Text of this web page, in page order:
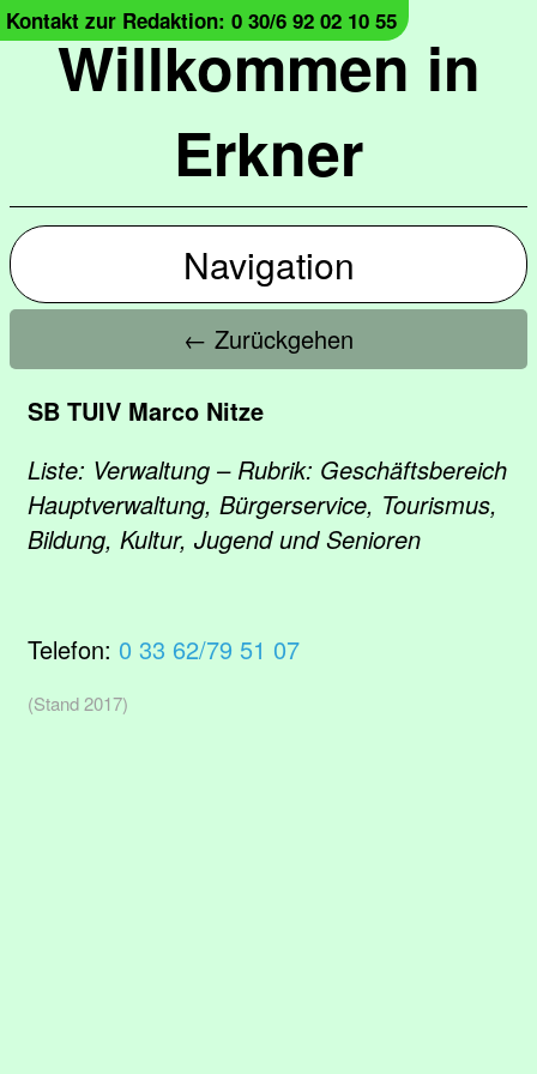
Willkommen in
Erkner
Kontakt zur Redaktion: 0 30/6 92 02 10 55
Navigation
← Zurückgehen
SB TUIV Marco Nitze
Liste: Verwaltung – Rubrik: Geschäftsbereich
Hauptverwaltung, Bürgerservice, Tourismus,
Bildung, Kultur, Jugend und Senioren
Telefon: 0 33 62/79 51 07
(Stand 2017)